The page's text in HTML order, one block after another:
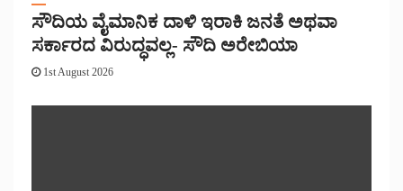
ಸೌದಿಯ ವೈಮಾನಿಕ ದಾಳಿ ಇರಾಕಿ ಜನತೆ ಅಥವಾ
ಸರ್ಕಾರದ ವಿರುದ್ಧವಲ್ಲ- ಸೌದಿ ಅರೇಬಿಯಾ
1st August 2026